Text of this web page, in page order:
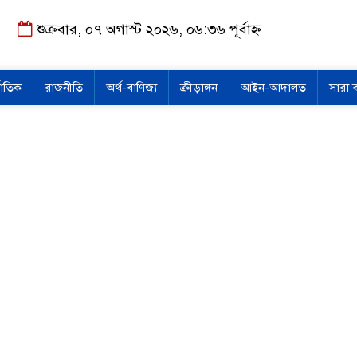
শুক্রবার, ০৭ অগাস্ট ২০২৬, ০৬:৩৬ পূর্বাহ্ন
রাজনীতি অর্থ-বাণিজ্য ক্রীড়াঙ্গন আইন-আদালত সারা